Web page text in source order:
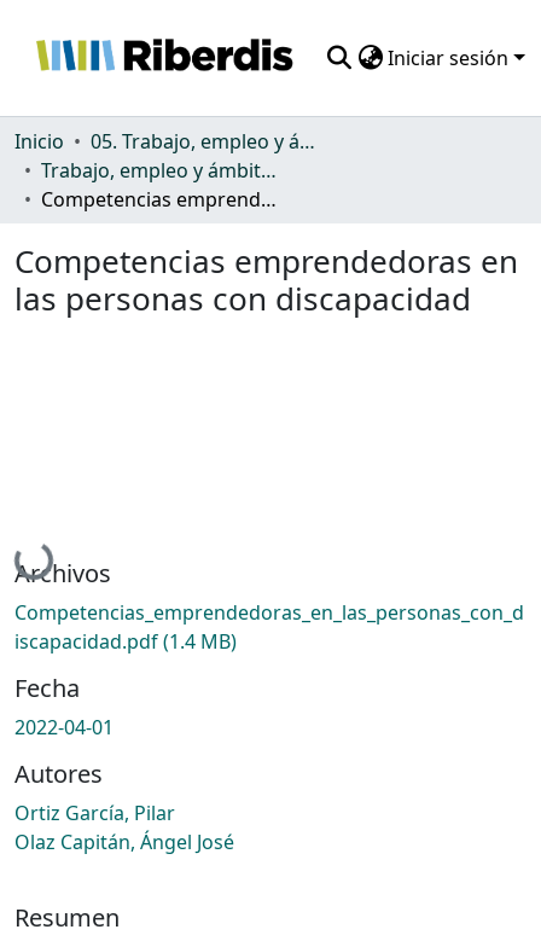
Iniciar sesión
Comunidades
Todo DSpace
Inicio
05. Trabajo, empleo y ámbito productivo
Trabajo, empleo y ámbito productivo
Competencias emprendedoras en las personas con discapacidad
Competencias emprendedoras en
las personas con discapacidad
Cargando...
Archivos
Competencias_emprendedoras_en_las_personas_con_d
iscapacidad.pdf(1.4 MB)
Fecha
2022-04-01
Autores
Ortiz García, Pilar
Olaz Capitán, Ángel José
Resumen